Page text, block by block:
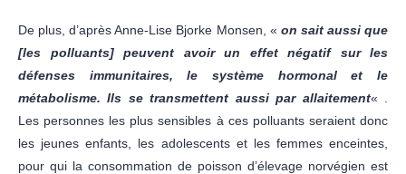
De plus, d’après Anne-Lise Bjorke Monsen, « on sait aussi que
[les polluants] peuvent avoir un effet négatif sur les
défenses immunitaires, le système hormonal et le
métabolisme. Ils se transmettent aussi par allaitement« .
Les personnes les plus sensibles à ces polluants seraient donc
les jeunes enfants, les adolescents et les femmes enceintes,
pour qui la consommation de poisson d’élevage norvégien est